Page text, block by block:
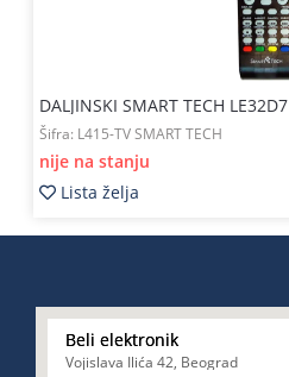
DALJINSKI SMART TECH LE32D7
Šifra: L415-TV SMART TECH
nije na stanju
Lista želja
Beli elektronik
Vojislava Ilića 42, Beograd